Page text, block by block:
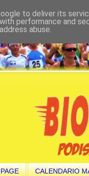
CALENDARIO
to deliver its
performance and
abuse.